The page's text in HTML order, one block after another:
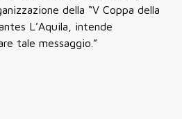
della “V Coppa della
L’Aquila, intende
tale messaggio.”